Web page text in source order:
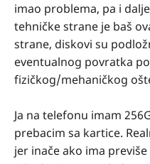
imao problema, pa i
tehničke strane je baš
strane, diskovi su
eventualnog povratka
fizičkog/mehaničkog
Ja na telefonu imam
prebacim sa kartice.
jer inače ako ima